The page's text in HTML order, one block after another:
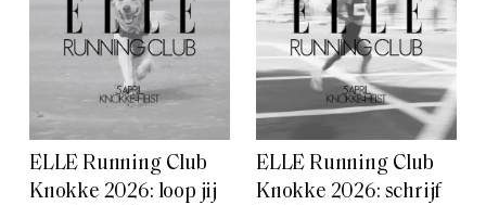
ELLE Running Club
Knokke 2026: loop jij
ELLE Running Club
Knokke 2026: schrijf